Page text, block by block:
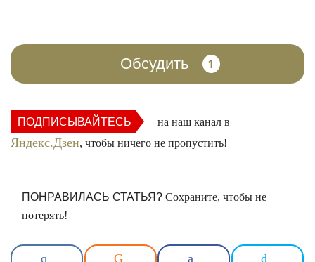
ФОТО: izhevsk.ru
Обсудить 1
ПОДПИСЫВАЙТЕСЬ на наш канал в
Яндекс.Дзен, чтобы ничего не пропустить!
ПОНРАВИЛАСЬ СТАТЬЯ? Сохраните, чтобы не
потерять!